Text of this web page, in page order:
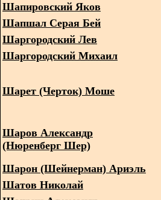
Шапировский Яков
Шапшал Серая Бей
Шаргородский Лев
Шаргородский Михаил
Шарет (Черток) Моше
Шаров Александр
(Нюренберг Шер)
Шарон (Шейнерман) Ариэль
Шатов Николай